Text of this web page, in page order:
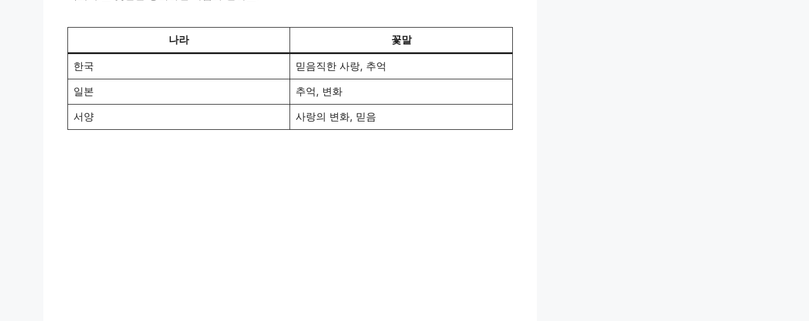
나라 꽃말
한국 믿음직한 사랑, 추억
일본 추억, 변화
서양 사랑의 변화, 믿음